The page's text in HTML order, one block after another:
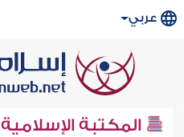
عربي
المكتبة الإسلامية